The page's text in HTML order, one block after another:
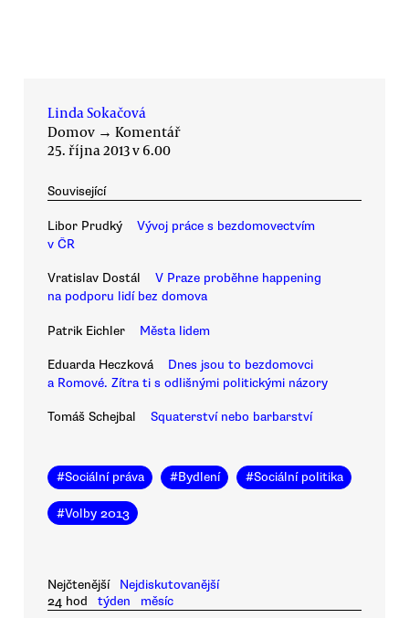
Linda Sokačová
Domov → Komentář
25. října 2013 v 6.00
Související
Libor Prudký
Vývoj práce s bezdomovectvím
v ČR
Vratislav Dostál
V Praze proběhne happening
na podporu lidí bez domova
Patrik Eichler Města lidem
Eduarda Heczková
Dnes jsou to bezdomovci
a Romové. Zítra ti s odlišnými politickými názory
Tomáš Schejbal Squaterství nebo barbarství
#Sociální práva #Bydlení #Sociální politika
#Volby 2013
Nejčtenější
Nejdiskutovanější
24 hod
týden měsíc